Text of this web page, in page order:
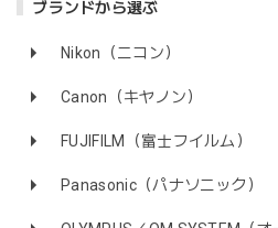
ブランドから選ぶ
Nikon（ニコン）
Canon（キヤノン）
FUJIFILM（富士フイルム）
Panasonic（パナソニック）